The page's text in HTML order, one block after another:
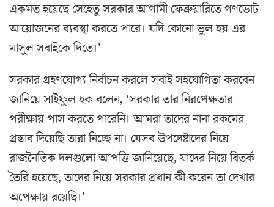
একমত হয়েছে সেহেতু সরকার আগামী ফেব্রুয়ারিতে গণভোট
আয়োজনের ব্যবস্থা করতে পারে। যদি কোনো ভুল হয় এর
মাসুল সবাইকে দিতে।’
সরকার গ্রহণযোগ্য নির্বাচন করলে সবাই সহযোগিতা করবেন
জানিয়ে সাইফুল হক বলেন, ‘সরকার তার নিরপেক্ষতার
পরীক্ষায় পাস করতে পারেনি। আমরা তাদের নানা রকমের
প্রস্তাব দিয়েছি তারা নিচ্ছে না। যেসব উপদেষ্টাদের নিয়ে
রাজনৈতিক দলগুলো আপত্তি জানিয়েছে, যাদের নিয়ে বিতর্ক
তৈরি হয়েছে, তাদের নিয়ে সরকার প্রধান কী করেন তা দেখার
অপেক্ষায় রয়েছি।’